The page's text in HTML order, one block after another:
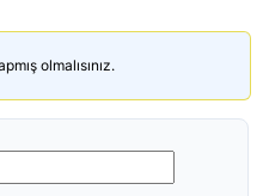
olmalısınız.